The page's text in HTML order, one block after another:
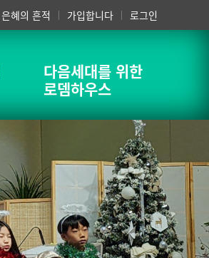
은혜의 흔적 가입합니다 로그인
다음세대를 위한
로뎀하우스